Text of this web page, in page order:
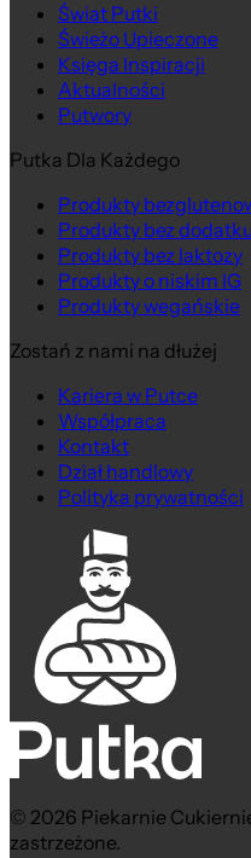
Świat Putki
Świeżo Upieczone
Księga Inspiracji
Aktualności
Putwory
Putka Dla Każdego
Produkty
Produkty bez
Produkty bez laktozy
Produkty o niskim IG
Produkty wegańskie
Zostań z nami na dłużej
Kariera w Putce
Współpraca
Kontakt
Dział handlowy
Polityka prywatności
© 2026 Piekarnie
zastrzeżone.